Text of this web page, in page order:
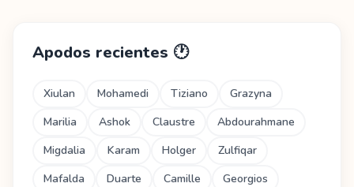
Apodos recientes 🕐
Xiulan Mohamedi Tiziano
Grazyna
Marilia
Ashok Claustre
Abdourahmane
Migdalia
Karam Holger
Zulfiqar
Mafalda
Duarte Camille
Georgios